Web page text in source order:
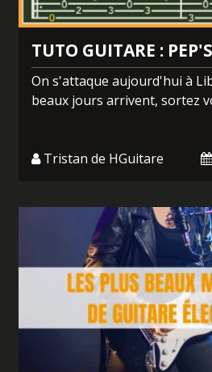
TUTO GUITARE :
On s'attaque aujourd'hui à
beaux jours arrivent, sortez
Tristan de HGuitare